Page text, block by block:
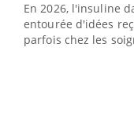
En 2026, l'insuline
entourée d'idées
parfois chez les